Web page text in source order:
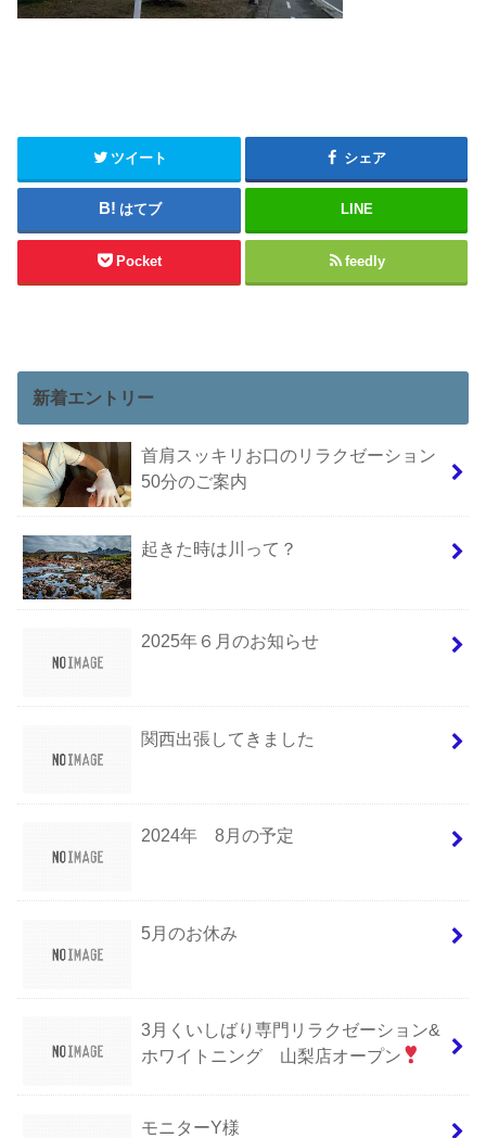
ツイート シェア
はてブ LINE
Pocket feedly
新着エントリー
首肩スッキリお口のリラクゼーション
50分のご案内
起きた時は川って？
2025年６月のお知らせ
関西出張してきました
2024年 8月の予定
5月のお休み
3月くいしばり専門リラクゼーション&
ホワイトニング 山梨店オープン
モニターY様